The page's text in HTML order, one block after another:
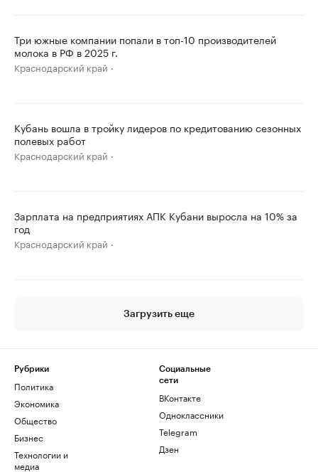
Три южные компании попали в топ-10 производителей
молока в РФ в 2025 г.
Краснодарский край
Кубань вошла в тройку лидеров по кредитованию сезонных
полевых работ
Краснодарский край
Зарплата на предприятиях АПК Кубани выросла на 10% за
год
Краснодарский край
Загрузить еще
Рубрики
Политика
Экономика
Общество
Бизнес
Технологии и
медиа
Социальные
сети
ВКонтакте
Одноклассники
Telegram
Дзен